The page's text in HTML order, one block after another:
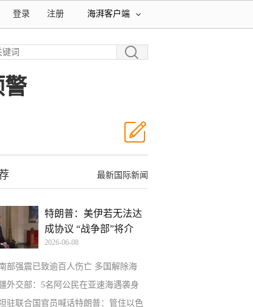
海湃客户端
注册
登录
警
最新国际新闻
特朗普：美伊若无法达
成协议 “战争部”将介
2026-06-08
部强震已致逾百人伤亡 多国解除海
外交部：5名阿公民在亚速海遇袭身
驻联合国官员喊话特朗普：管住以色